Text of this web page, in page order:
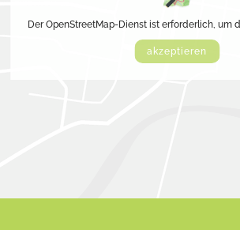
Der OpenStreetMap-Dienst ist erforderlich, um
akzeptieren